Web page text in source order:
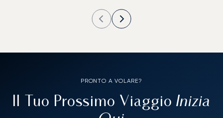
PRONTO A VOLARE?
Il Tuo Prossimo Viaggio Inizia